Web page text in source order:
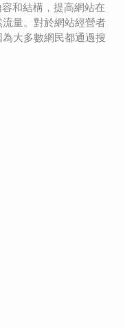
和結構，提高網站在
量。對於網站經營者
大多數網民都通過搜